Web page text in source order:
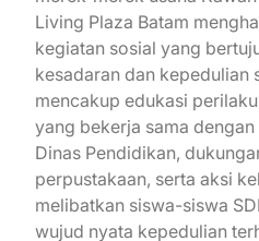
Living Plaza Batam
kegiatan sosial yang
kesadaran dan kepedulian
mencakup edukasi
yang bekerja sama
Dinas Pendidikan,
perpustakaan, serta aksi
melibatkan siswa-siswa
wujud nyata kepedulian